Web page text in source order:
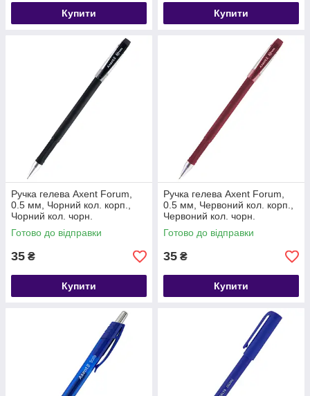
Купити Купити
Ручка гелева Axent Forum,
0.5 мм, Чорний кол. корп.,
Чорний кол. чорн.
Готово до відправки
35 ₴
Купити
Ручка гелева Axent Forum,
0.5 мм, Червоний кол. корп.,
Червоний кол. чорн.
Готово до відправки
35 ₴
Купити